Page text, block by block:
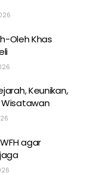
Oleh Khas
Keunikan,
Wisatawan
agar